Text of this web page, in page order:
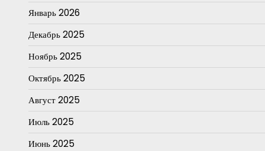
Январь 2026
Декабрь 2025
Ноябрь 2025
Октябрь 2025
Август 2025
Июль 2025
Июнь 2025